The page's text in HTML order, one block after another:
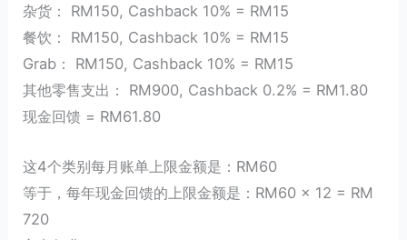
杂货： RM150, Cashback 10% = RM15
餐饮： RM150, Cashback 10% = RM15
Grab： RM150, Cashback 10% = RM15
其他零售支出： RM900, Cashback 0.2% = RM1.80
现金回馈 = RM61.80
这4个类别每月账单上限金额是：RM60
等于，每年现金回馈的上限金额是：RM60 x 12 = RM
720